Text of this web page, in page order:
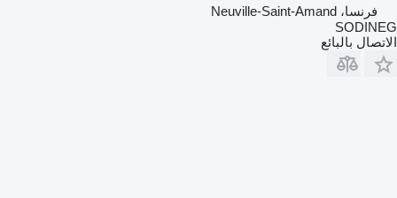
فرنسا، Neuville-Saint-Amand
SODINEG
الاتصال بالبائع